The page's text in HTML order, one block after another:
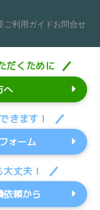
ご利用ガイドお問合せ
だくために
へ
きます！
ォーム
丈夫！
依頼から